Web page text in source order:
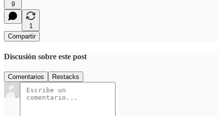
9
1
Compartir
Discusión sobre este post
Comentarios Restacks